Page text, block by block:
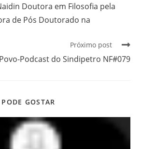
Doutora em Filosofia pela
de Pós Doutorado na
Próximo post
Podcast do Sindipetro NF#079
GOSTAR